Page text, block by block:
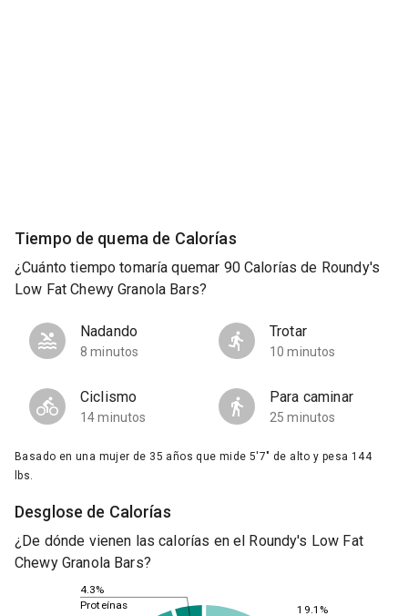
Tiempo de quema de Calorías
¿Cuánto tiempo tomaría quemar 90 Calorías de Roundy's
Low Fat Chewy Granola Bars?
Nadando
8 minutos
Trotar
10 minutos
Ciclismo
14 minutos
Para caminar
25 minutos
Basado en una mujer de 35 años que mide 5'7" de alto y pesa 144
lbs.
Desglose de Calorías
¿De dónde vienen las calorías en el Roundy's Low Fat
Chewy Granola Bars?
19.1%
4.3%
Proteínas